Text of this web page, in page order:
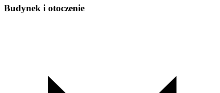
Budynek i otoczenie